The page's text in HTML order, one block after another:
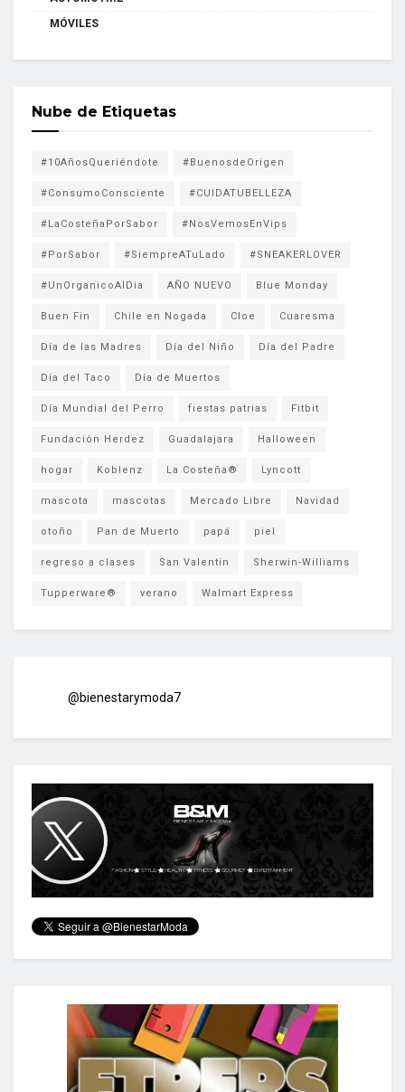
MÓVILES
Nube de Etiquetas
#10AñosQueriéndote #BuenosdeOrigen
#ConsumoConsciente #CUIDATUBELLEZA
#LaCosteñaPorSabor #NosVemosEnVips
#PorSabor #SiempreATuLado #SNEAKERLOVER
#UnOrganicoAlDia AÑO NUEVO Blue Monday
Buen Fin Chile en Nogada Cloe Cuaresma
Día de las Madres Día del Niño Día del Padre
Día del Taco Día de Muertos
Día Mundial del Perro fiestas patrias Fitbit
Fundación Herdez Guadalajara Halloween
hogar Koblenz La Costeña® Lyncott
mascota mascotas Mercado Libre Navidad
otoño Pan de Muerto papá piel
regreso a clases San Valentín Sherwin-Williams
Tupperware® verano Walmart Express
@bienestarymoda7